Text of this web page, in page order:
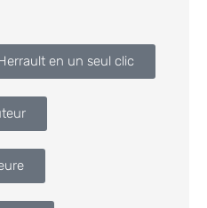
en un seul clic